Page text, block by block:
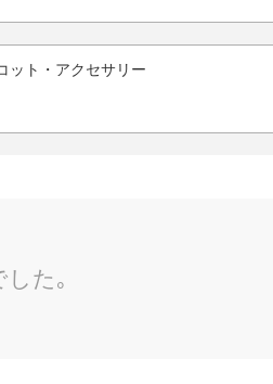
ット・アクセサリー